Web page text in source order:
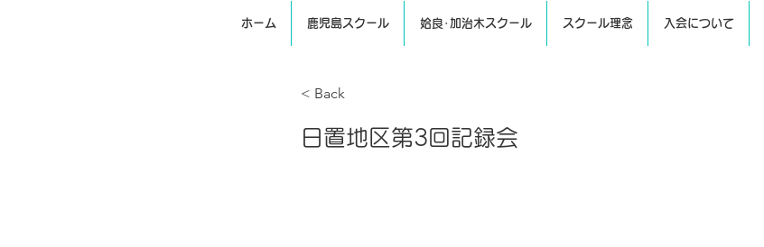
ホーム 鹿児島スクール 姶良･加治木スクール スクール理念 入会について
< Back
日置地区第3回記録会